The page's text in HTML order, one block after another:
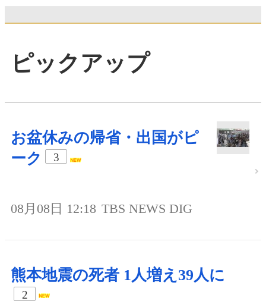
ピックアップ
お盆休みの帰省・出国がピ
ーク
3
08月08日 12:18 TBS NEWS DIG
熊本地震の死者 1人増え39人に
2